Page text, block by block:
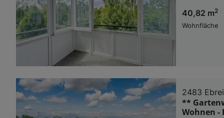
40,82 m2
Wohnfläche
2483
**
Wohnen -